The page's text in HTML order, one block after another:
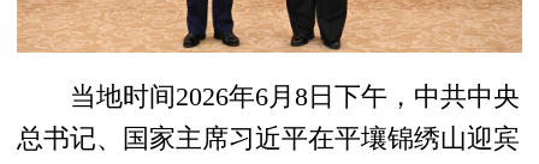
当地时间2026年6月8日下午，中共中央
总书记、国家主席习近平在平壤锦绣山迎宾